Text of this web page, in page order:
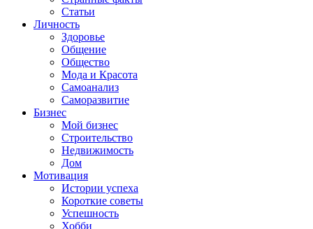
Статьи
Личность
Здоровье
Общение
Общество
Мода и Красота
Самоанализ
Саморазвитие
Бизнес
Мой бизнес
Строительство
Недвижимость
Дом
Мотивация
Истории успеха
Короткие советы
Успешность
Хобби